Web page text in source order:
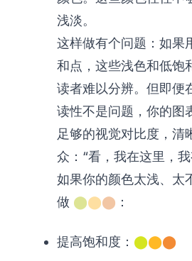
浅淡。
这样做有个问题：如果
和点，这些浅色和低饱
读者难以分辨。但即便
读性不是问题，你的图
足够的视觉对比度，清
众：“看，我在这里，
如果你的颜色太浅、太
做 ⬤⬤⬤ ：
提高饱和度： ⬤⬤⬤